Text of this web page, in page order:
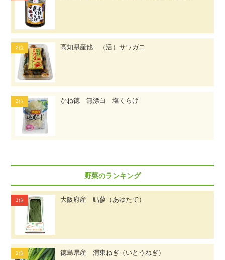
高知県産他 （活）サワガニ
かね徳 無漂白 塩くらげ
野菜のランキング
大阪府産 鮎蓼（あゆたで）
徳島県産 渭東ねぎ（いとうねぎ）